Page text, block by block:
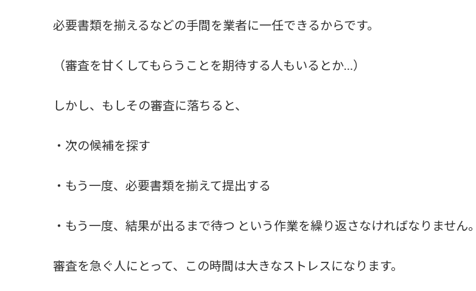
必要書類を揃えるなどの手間を業者に一任できるからです。
（審査を甘くしてもらうことを期待する人もいるとか…）
しかし、もしその審査に落ちると、
・次の候補を探す
・もう一度、必要書類を揃えて提出する
・もう一度、結果が出るまで待つ という作業を繰り返さなければなりません。
審査を急ぐ人にとって、この時間は大きなストレスになります。